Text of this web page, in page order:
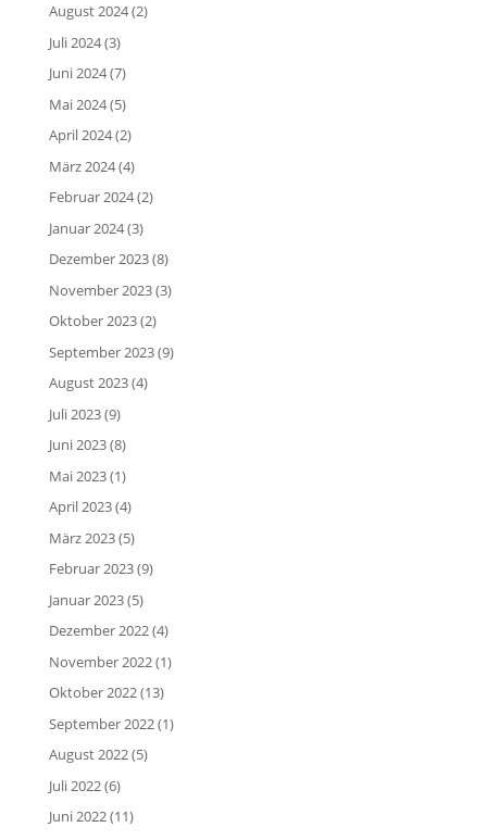
August 2024(2)
Juli 2024(3)
Juni 2024(7)
Mai 2024(5)
April 2024(2)
März 2024(4)
Februar 2024(2)
Januar 2024(3)
Dezember 2023(8)
November 2023(3)
Oktober 2023(2)
September 2023(9)
August 2023(4)
Juli 2023(9)
Juni 2023(8)
Mai 2023(1)
April 2023(4)
März 2023(5)
Februar 2023(9)
Januar 2023(5)
Dezember 2022(4)
November 2022(1)
Oktober 2022(13)
September 2022(1)
August 2022(5)
Juli 2022(6)
Juni 2022(11)